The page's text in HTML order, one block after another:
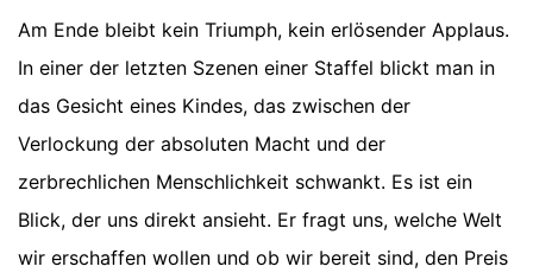
Am Ende bleibt kein Triumph, kein erlösender Applaus.
In einer der letzten Szenen einer Staffel blickt man in
das Gesicht eines Kindes, das zwischen der
Verlockung der absoluten Macht und der
zerbrechlichen Menschlichkeit schwankt. Es ist ein
Blick, der uns direkt ansieht. Er fragt uns, welche Welt
wir erschaffen wollen und ob wir bereit sind, den Preis